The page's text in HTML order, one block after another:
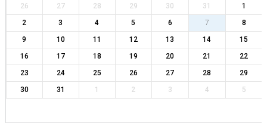
26 27 28 29 30 31
1
2
3 4 5 6 7
8
9
10 11 12 13 14
15
16
17 18 19 20 21
22
23
24 25 26 27 28
29
30
31 1 2 3 4 5